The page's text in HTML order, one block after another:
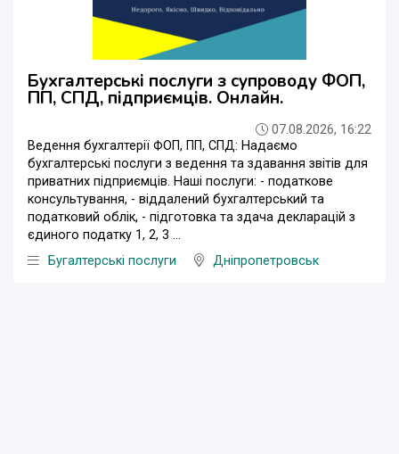
Бухгалтерські послуги з супроводу ФОП,
ПП, СПД, підприємців. Онлайн.
07.08.2026, 16:22
Ведення бухгалтерії ФОП, ПП, СПД: Надаємо
бухгалтерські послуги з ведення та здавання звітів для
приватних підприємців. Наші послуги: - податкове
консультування, - віддалений бухгалтерський та
податковий облік, - підготовка та здача декларацій з
єдиного податку 1, 2, 3 ...
Бугалтерські послуги
Дніпропетровськ